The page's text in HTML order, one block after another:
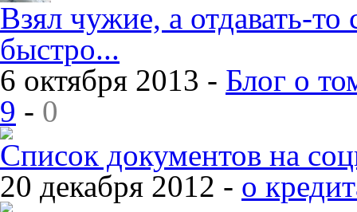
Взял чужие, а отдавать-
быстро...
6 октября 2013 - Блог о
9 - 0
Список документов на
20 декабря 2012 - о